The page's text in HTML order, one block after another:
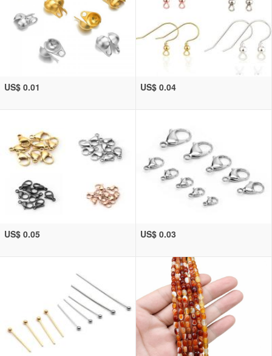
US$ 0.01 US$ 0.04
US$ 0.05 US$ 0.03